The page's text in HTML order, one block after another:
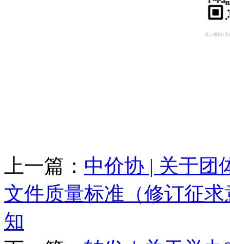
上一篇： 中价协 | 关于团
文件质量标准（修订征
知